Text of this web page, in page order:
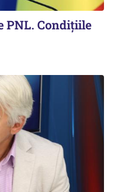
PNL. Condițiile